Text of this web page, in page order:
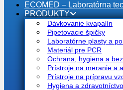
ECOMED – Laboratórna
PRODUKTY
Dávkovanie kvapalín
Pipetovacie špičky
Laboratórne plasty a
Materiál pre PCR
Ochrana, hygiena a
Prístroje na meranie a
Prístroje na prípravu
Hygiena a zdravotníctvo